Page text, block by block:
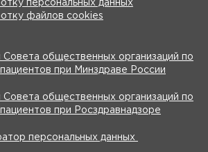
персональных данных
файлов cookies
общественных организаций по
при Минздраве России
общественных организаций по
при Росздравнадзоре
персональных данных